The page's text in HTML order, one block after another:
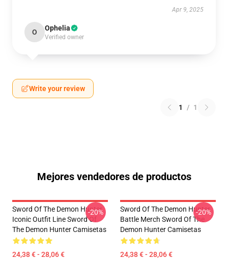
Apr 9, 2025
O Ophelia
Verified owner
Write your review
1 / 1
Mejores vendedores de productos
Sword Of The Demon Hunter
Iconic Outfit Line Sword Of
The Demon Hunter Camisetas
24,38 € - 28,06 €
-20%
Sword Of The Demon Hunter
Battle Merch Sword Of The
Demon Hunter Camisetas
24,38 € - 28,06 €
-20%